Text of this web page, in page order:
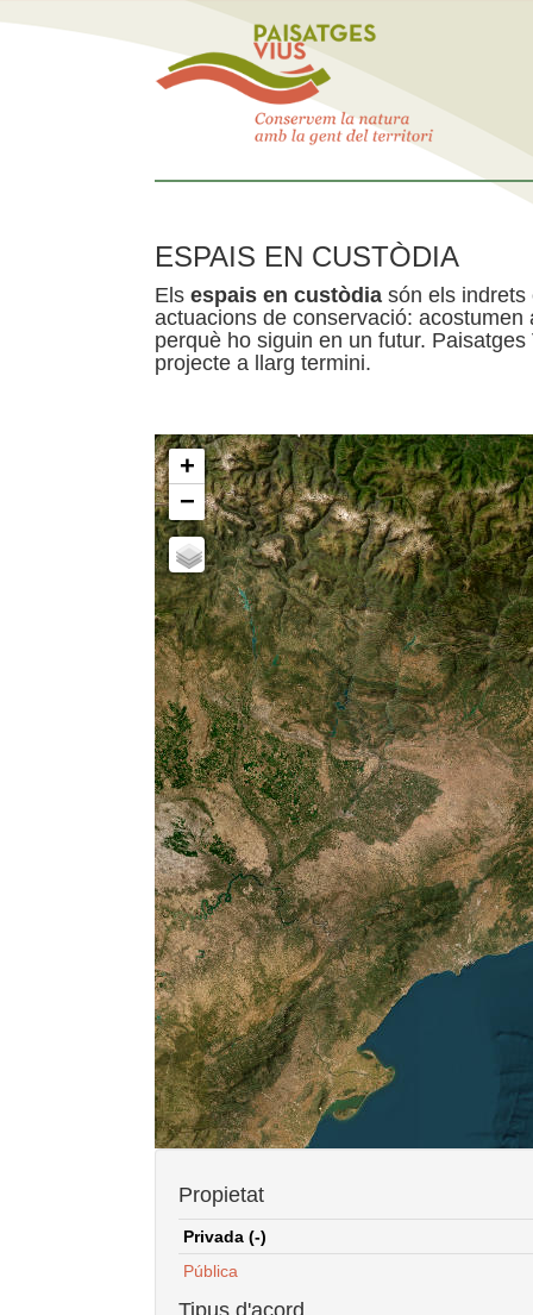
ESPAIS EN CUSTÒDIA
Els espais en custòdia són els indrets
actuacions de conservació:
perquè ho siguin en un futur.
projecte a llarg termini.
+
−
Propietat
Privada (-)
Pública
Tipus d'acord